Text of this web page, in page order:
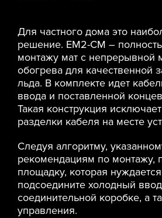
Для частного дома это
решение. ЕМ2-СМ –
монтажу мат с непрерывной
обогрева для качественной
льда. В комплекте идет
ввода и поставленной
Такая конструкция
разделки кабеля на месте
Следуя алгоритму,
рекомендациям по монтажу,
площадку, которая
подсоедините холодный
соединительной коробке, а
управления.